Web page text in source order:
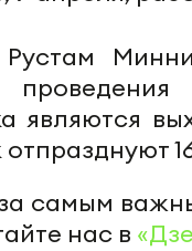
являются
самым
нас в